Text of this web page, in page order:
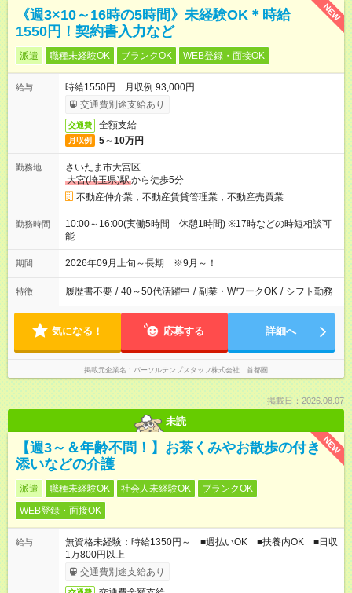
NEW
《週3×10～16時の5時間》未経験OK＊時給
1550円！契約書入力など
派遣 職種未経験OK ブランクOK WEB登録・面接OK
給与
時給1550円 月収例 93,000円
交通費別途支給あり
交通費 全額支給
月収例 5～10万円
勤務地
さいたま市大宮区
大宮(埼玉県)駅から徒歩5分
不動産仲介業，不動産賃貸管理業，不動産売買業
勤務時間
10:00～16:00(実働5時間 休憩1時間) ※17時などの時短相談可
能
期間 2026年09月上旬～長期 ※9月～！
特徴 履歴書不要 / 40～50代活躍中 / 副業・WワークOK / シフト勤務
気になる！ 応募する 詳細へ
掲載元企業名 パーソルテンプスタッフ株式会社 首都圏
掲載日：2026.08.07
未読
NEW
【週3～＆年齢不問！】お茶くみやお散歩の付き
添いなどの介護
派遣 職種未経験OK 社会人未経験OK
ブランクOK
WEB登録・面接OK
給与
無資格未経験：時給1350円～ ■週払いOK ■扶養内OK ■日収
1万800円以上
交通費別途支給あり